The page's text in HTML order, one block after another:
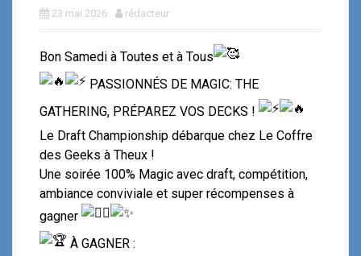
23 mai 2026 rédacteur
Bon Samedi à Toutes et à Tous
PASSIONNÉS DE MAGIC: THE
GATHERING, PRÉPAREZ VOS DECKS !
Le Draft Championship débarque chez Le Coffre
des Geeks à Theux !
Une soirée 100% Magic avec draft, compétition,
ambiance conviviale et super récompenses à
gagner
À GAGNER :